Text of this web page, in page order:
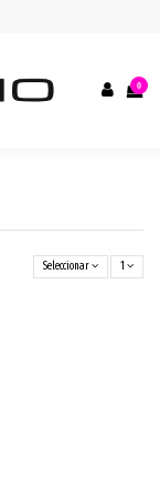
0
Seleccionar 1